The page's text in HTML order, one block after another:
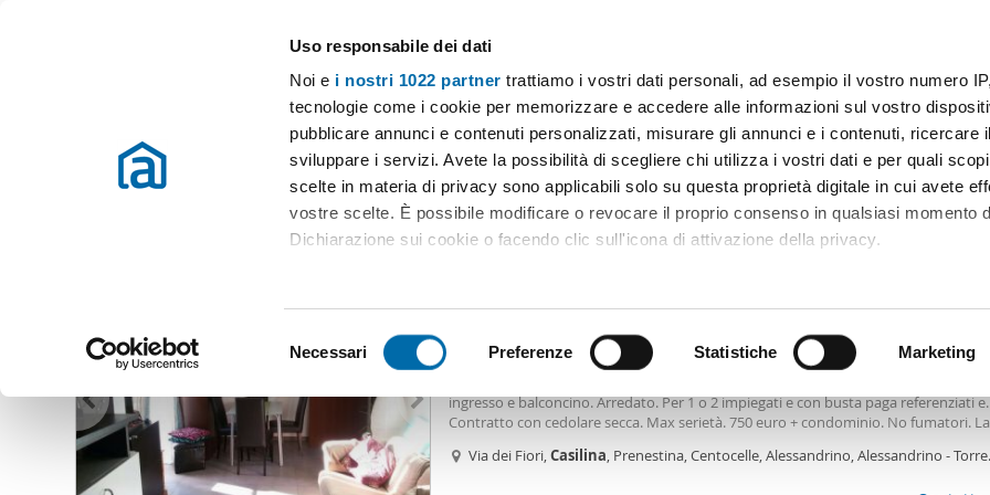
Uso responsabile dei dati
Noi e i nostri 1022 partner trattiamo i vostri dati personali, ad esempio il vostro numero
tecnologie come i cookie per memorizzare e accedere alle informazioni sul vostro
pubblicare annunci e contenuti personalizzati, misurare gli annunci e i contenuti, ricercare
sviluppare i servizi. Avete la possibilità di scegliere chi utilizza i vostri dati e per quali
scelte in materia di privacy sono applicabili solo su questa proprietà digitale in cui avete
vostre scelte. È possibile modificare o revocare il proprio consenso in qualsiasi momento
Dichiarazione sui cookie o facendo clic sull'icona di attivazione della privacy.
Identificare il tuo dispositivo, scansionandolo attivamente alla ricerca di caratteristiche
(impronte digitali).
Approfondisci come vengono elaborati i tuoi dati personali e imposta le tue preferenze nella
dettagli. Puoi modificare o ritirare il tuo consenso in qualsiasi momento dalla Dichiarazione
Utilizziamo i cookie per personalizzare contenuti ed annunci, per fornire funzionalità dei
e
e
z
i
Necessari Preferenze Statistiche Marketing
Case e appartamenti in affitto in tutta Italia
Scegli la zona Prezzo Superficie Locali Più filtri - 2
Affitto Roma Appartamenti Affitto Roma Appartamenti affitto casilino Roma
Appartamenti affitto casilino Roma (109 immobili) Ordine Mioaffitto
Bilocale arredato Casilina, prenestina, centocelle, alessandrino
ingresso e balconcino. Arredato. Per 1 o 2 impiegati e con busta paga referenziati e.
Contratto con cedolare secca. Max serietà. 750 euro + condominio. No fumatori.
Via dei Fiori,Casilina, Prenestina, Centocelle, Alessandrino, Alessandrino - Torre